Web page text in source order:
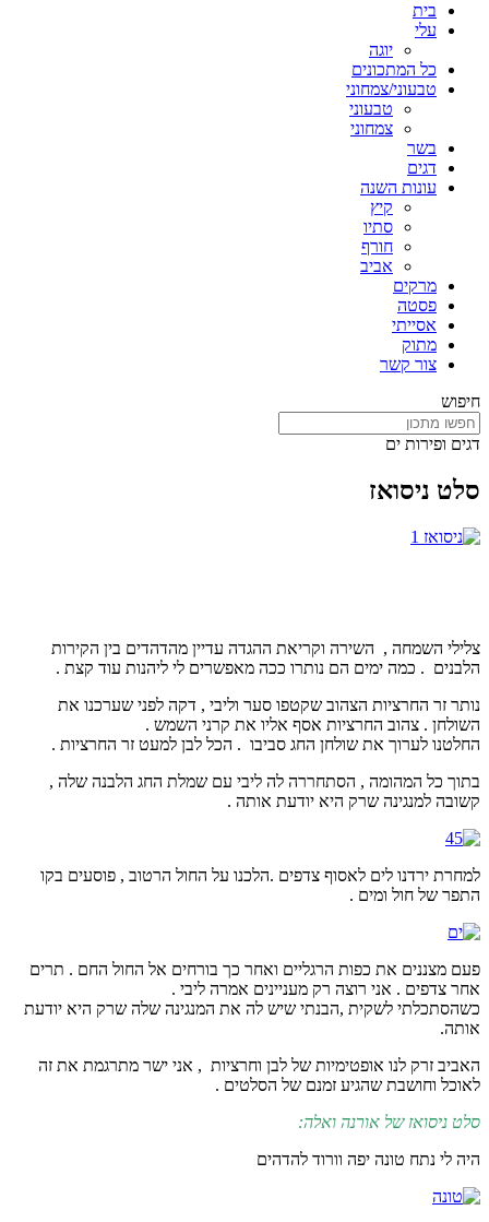
בית
עלי
יוגה
כל המתכונים
טבעוני/צמחוני
טבעוני
צמחוני
בשר
דגים
עונות השנה
קיץ
סתיו
חורף
אביב
מרקים
פסטה
אסייתי
מתוק
צור קשר
חיפוש
דגים ופירות ים
סלט ניסואז
צלילי השמחה , השירה וקריאת ההגדה עדיין מהדהדים בין הקירות
הלבנים . כמה ימים הם נותרו ככה מאפשרים לי ליהנות עוד קצת .
נותר זר החרציות הצהוב שקטפו סער וליבי , דקה לפני שערכנו את
השולחן . צהוב החרציות אסף אליו את קרני השמש .
החלטנו לערוך את שולחן החג סביבו . הכל לבן למעט זר החרציות .
בתוך כל המהומה , הסתחררה לה ליבי עם שמלת החג הלבנה שלה ,
קשובה למנגינה שרק היא יודעת אותה .
למחרת ירדנו לים לאסוף צדפים .הלכנו על החול הרטוב , פוסעים בקו
התפר של חול ומים .
פעם מצננים את כפות הרגליים ואחר כך בורחים אל החול החם . תרים
אחר צדפים . אני רוצה רק מעניינים אמרה ליבי .
כשהסתכלתי לשקית ,הבנתי שיש לה את המנגינה שלה שרק היא יודעת
אותה.
האביב זרק לנו אופטימיות של לבן וחרציות , אני ישר מתרגמת את זה
לאוכל וחושבת שהגיע זמנם של הסלטים .
סלט ניסואז של אורנה ואלה:
היה לי נתח טונה יפה וורוד להדהים